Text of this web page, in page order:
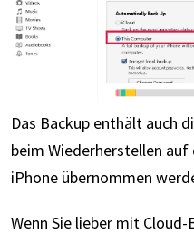
Das Backup enthält auch
beim Wiederherstellen
iPhone übernommen
Wenn Sie lieber mit